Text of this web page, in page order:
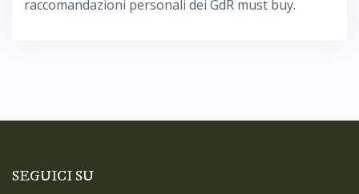
raccomandazioni personali dei GdR must buy.
SEGUICI SU